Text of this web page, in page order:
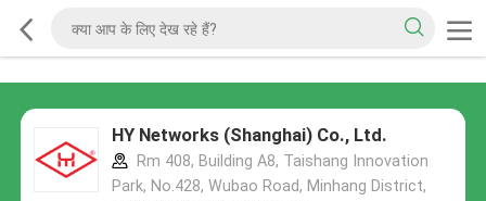
HY Networks (Shanghai) Co., Ltd.
Rm 408, Building A8, Taishang Innovation
Park, No.428, Wubao Road, Minhang District,